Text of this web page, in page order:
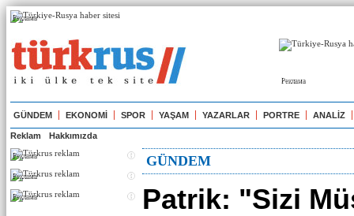
Реклама
Реклама
GÜNDEM EKONOMİ SPOR YAŞAM YAZARLAR PORTRE ANALİZ
Reklam Hakkımızda
Реклама
Реклама
Реклама
GÜNDEM
Patrik: "Sizi